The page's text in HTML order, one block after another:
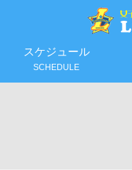
スケジュール
SCHEDULE